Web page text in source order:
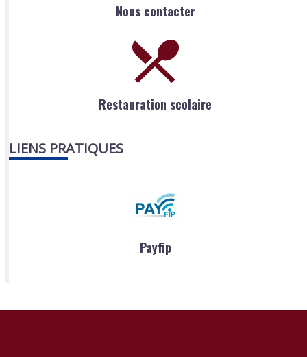
Nous contacter
Restauration scolaire
LIENS PRATIQUES
Payfip